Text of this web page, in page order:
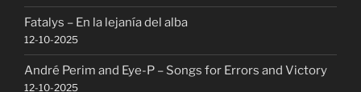
Fatalys – En la lejanía del alba
12-10-2025
André Perim and Eye-P – Songs for Errors and Victory
12-10-2025